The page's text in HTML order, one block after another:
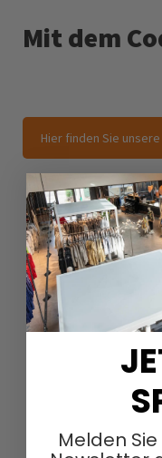
Mit dem
Hier finden Sie
Melden